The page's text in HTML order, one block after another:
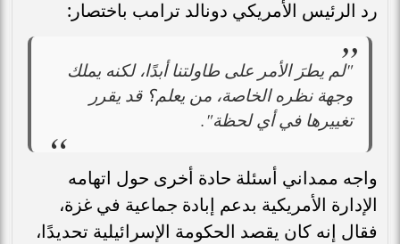
رد الرئيس الأمريكي دونالد ترامب باختصار:
"لم يطرَ الأمر على طاولتنا أبدًا، لكنه يملك
وجهة نظره الخاصة، من يعلم؟ قد يقرر
تغييرها في أي لحظة".
واجه ممداني أسئلة حادة أخرى حول اتهامه
الإدارة الأمريكية بدعم إبادة جماعية في غزة،
فقال إنه كان يقصد الحكومة الإسرائيلية تحديدًا،